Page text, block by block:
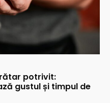
potrivit:
gustul și timpul de